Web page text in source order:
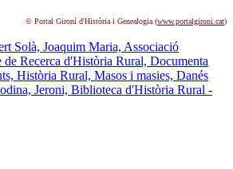
© Portal Gironí d'Història i Genealogia (www.portalgironi.cat)
Solà, Joaquim Maria, Associació
de Recerca d'Història Rural, Documenta
Història Rural, Masos i masies, Danés
Jeroni, Biblioteca d'Història Rural -